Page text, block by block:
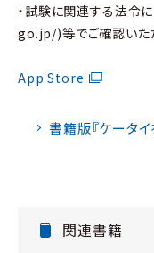
・試験に関連する法
go.jp/)等でご確認いた
App Store
書籍版『ケータ
関連書籍